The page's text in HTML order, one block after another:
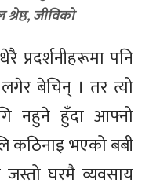
जीविको
प्रदर्शनीहरूमा पनि
बेचिन् । तर त्यो
नहुने हुँदा आफ्नो
कठिनाइ भएको बबी
घरमै व्यवसाय